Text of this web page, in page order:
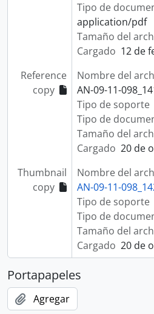
Tipo de
application/pdf
Tamaño del
Cargado 12 de
Reference
copy
Nombre del
AN-09-11-
Tipo de soporte
Tipo de
Tamaño del
Cargado 20 de
Thumbnail
copy
Nombre del
AN-09-11-
Tipo de soporte
Tipo de
Tamaño del
Cargado 20 de
Portapapeles
Agregar